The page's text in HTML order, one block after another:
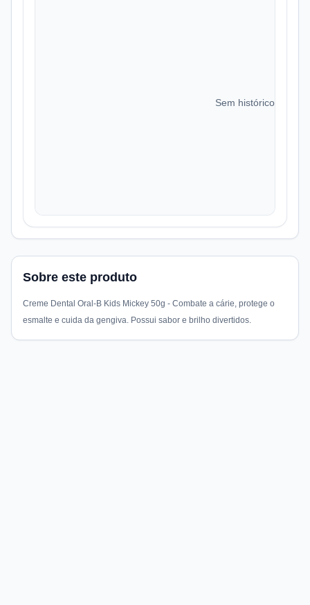
Sem histórico de
Sobre este produto
Creme Dental Oral-B Kids Mickey 50g - Combate a cárie, protege o
esmalte e cuida da gengiva. Possui sabor e brilho divertidos.